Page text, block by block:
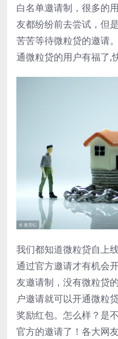
白名单邀请制，很多的
友都纷纷前去尝试，但
苦苦等待微粒贷的邀请
通微粒贷的用户有福了,
我们都知道微粒贷自上
通过官方邀请才有机会
友邀请制，没有微粒贷
户邀请就可以开通微粒
奖励红包。怎么样？是
官方的邀请了！各大网